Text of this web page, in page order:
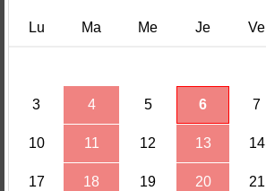
Lu Ma Me Je Ve
3 4 5 6 7
10 11 12 13 14
17 18 19 20 21